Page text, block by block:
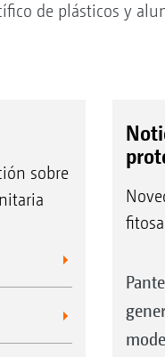
de plásticos y
sobre